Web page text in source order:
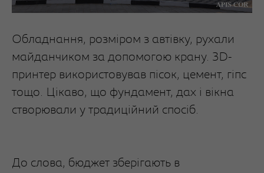
Обладнання, розміром з автівку, рухали
майданчиком за допомогою крану. 3D-
принтер використовував пісок, цемент, гіпс
тощо. Цікаво, що фундамент, дах і вікна
створювали у традиційний спосіб.
До слова, бюджет зберігають в